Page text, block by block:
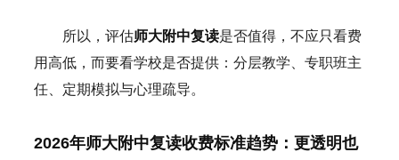
所以，评估师大附中复读是否值得，不应只看费
用高低，而要看学校是否提供：分层教学、专职班主
任、定期模拟与心理疏导。
2026年师大附中复读收费标准趋势：更透明也